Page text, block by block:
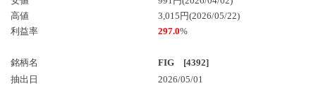
高値
3,015円(2026/05/22)
利益率
297.0%
銘柄名
FIG [4392]
抽出日
2026/05/01